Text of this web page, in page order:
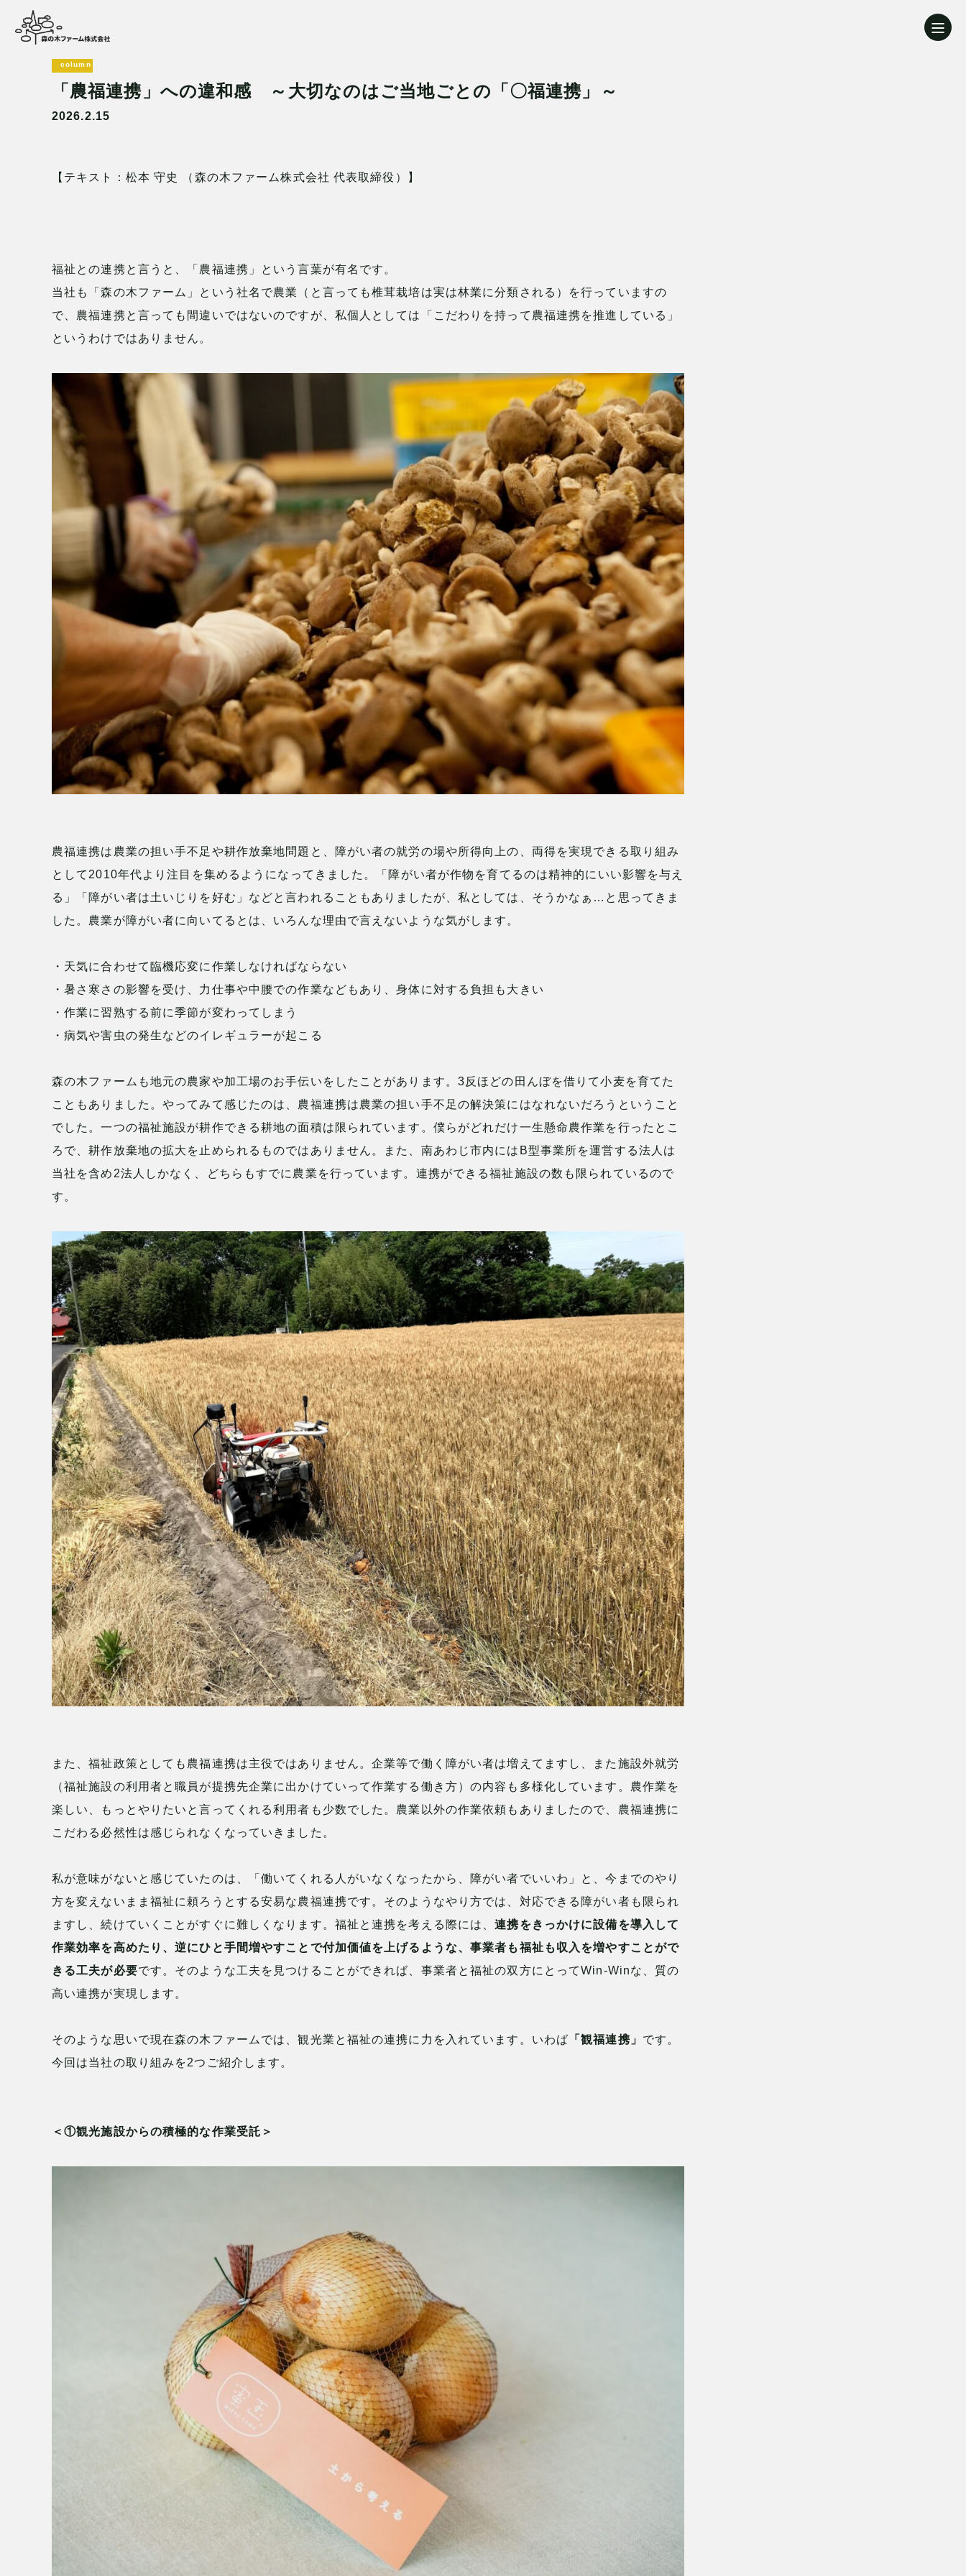
column
「農福連携」への違和感 ～大切なのはご当地ごとの「〇福連携」～
2026.2.15
【テキスト：松本 守史 （森の木ファーム株式会社 代表取締役）】
福祉との連携と言うと、「農福連携」という言葉が有名です。
当社も「森の木ファーム」という社名で農業（と言っても椎茸栽培は実は林業に分類される）を行っていますの
で、農福連携と言っても間違いではないのですが、私個人としては「こだわりを持って農福連携を推進している」
というわけではありません。
農福連携は農業の担い手不足や耕作放棄地問題と、障がい者の就労の場や所得向上の、両得を実現できる取り組み
として2010年代より注目を集めるようになってきました。「障がい者が作物を育てるのは精神的にいい影響を与え
る」「障がい者は土いじりを好む」などと言われることもありましたが、私としては、そうかなぁ…と思ってきま
した。農業が障がい者に向いてるとは、いろんな理由で言えないような気がします。
・天気に合わせて臨機応変に作業しなければならない
・暑さ寒さの影響を受け、力仕事や中腰での作業などもあり、身体に対する負担も大きい
・作業に習熟する前に季節が変わってしまう
・病気や害虫の発生などのイレギュラーが起こる
森の木ファームも地元の農家や加工場のお手伝いをしたことがあります。3反ほどの田んぼを借りて小麦を育てた
こともありました。やってみて感じたのは、農福連携は農業の担い手不足の解決策にはなれないだろうということ
でした。一つの福祉施設が耕作できる耕地の面積は限られています。僕らがどれだけ一生懸命農作業を行ったとこ
ろで、耕作放棄地の拡大を止められるものではありません。また、南あわじ市内にはB型事業所を運営する法人は
当社を含め2法人しかなく、どちらもすでに農業を行っています。連携ができる福祉施設の数も限られているので
す。
また、福祉政策としても農福連携は主役ではありません。企業等で働く障がい者は増えてますし、また施設外就労
（福祉施設の利用者と職員が提携先企業に出かけていって作業する働き方）の内容も多様化しています。農作業を
楽しい、もっとやりたいと言ってくれる利用者も少数でした。農業以外の作業依頼もありましたので、農福連携に
こだわる必然性は感じられなくなっていきました。
私が意味がないと感じていたのは、「働いてくれる人がいなくなったから、障がい者でいいわ」と、今までのやり
方を変えないまま福祉に頼ろうとする安易な農福連携です。そのようなやり方では、対応できる障がい者も限られ
ますし、続けていくことがすぐに難しくなります。福祉と連携を考える際には、連携をきっかけに設備を導入して
作業効率を高めたり、逆にひと手間増やすことで付加価値を上げるような、事業者も福祉も収入を増やすことがで
きる工夫が必要です。そのような工夫を見つけることができれば、事業者と福祉の双方にとってWin-Winな、質の
高い連携が実現します。
そのような思いで現在森の木ファームでは、観光業と福祉の連携に力を入れています。いわば 「観福連携」 です。
今回は当社の取り組みを2つご紹介します。
＜①観光施設からの積極的な作業受託＞